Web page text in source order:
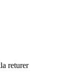
returer